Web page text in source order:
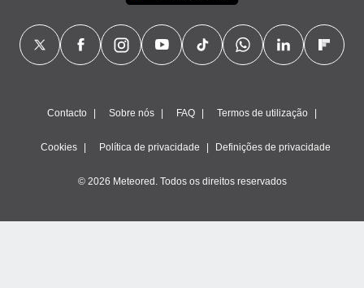
Contacto Sobre nós FAQ Termos de utilização
Cookies Política de privacidade Definições de privacidade
© 2026 Meteored. Todos os direitos reservados